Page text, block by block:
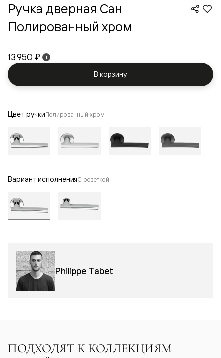
Ручка дверная Сан
Полированный хром
13 950 ₽ i
В корзину
Цвет ручкиПолированный хром
Вариант исполненияС розеткой
Philippe Tabet
ПОДХОДЯТ К КОЛЛЕКЦИЯМ